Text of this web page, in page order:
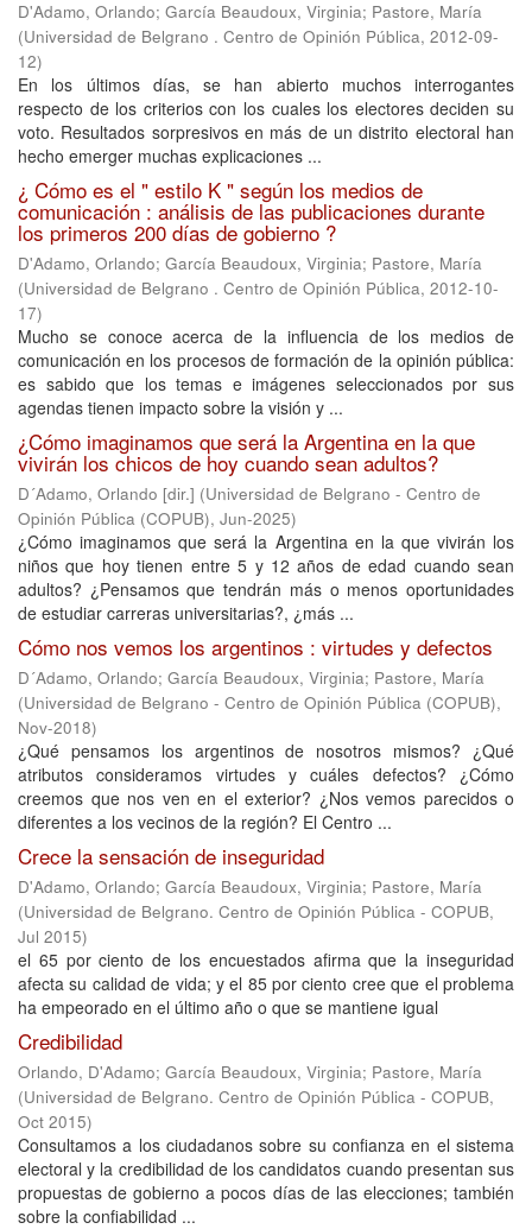
D'Adamo, Orlando; García Beaudoux, Virginia; Pastore, María
(Universidad de Belgrano . Centro de Opinión Pública, 2012-09-
12)
En los últimos días, se han abierto muchos interrogantes
respecto de los criterios con los cuales los electores deciden su
voto. Resultados sorpresivos en más de un distrito electoral han
hecho emerger muchas explicaciones ...
¿ Cómo es el " estilo K " según los medios de
comunicación : análisis de las publicaciones durante
los primeros 200 días de gobierno ?
D'Adamo, Orlando; García Beaudoux, Virginia; Pastore, María
(Universidad de Belgrano . Centro de Opinión Pública, 2012-10-
17)
Mucho se conoce acerca de la influencia de los medios de
comunicación en los procesos de formación de la opinión pública:
es sabido que los temas e imágenes seleccionados por sus
agendas tienen impacto sobre la visión y ...
¿Cómo imaginamos que será la Argentina en la que
vivirán los chicos de hoy cuando sean adultos?
D´Adamo, Orlando [dir.] (Universidad de Belgrano - Centro de
Opinión Pública (COPUB), Jun-2025)
¿Cómo imaginamos que será la Argentina en la que vivirán los
niños que hoy tienen entre 5 y 12 años de edad cuando sean
adultos? ¿Pensamos que tendrán más o menos oportunidades
de estudiar carreras universitarias?, ¿más ...
Cómo nos vemos los argentinos : virtudes y defectos
D´Adamo, Orlando; García Beaudoux, Virginia; Pastore, María
(Universidad de Belgrano - Centro de Opinión Pública (COPUB),
Nov-2018)
¿Qué pensamos los argentinos de nosotros mismos? ¿Qué
atributos consideramos virtudes y cuáles defectos? ¿Cómo
creemos que nos ven en el exterior? ¿Nos vemos parecidos o
diferentes a los vecinos de la región? El Centro ...
Crece la sensación de inseguridad
D'Adamo, Orlando; García Beaudoux, Virginia; Pastore, María
(Universidad de Belgrano. Centro de Opinión Pública - COPUB,
Jul 2015)
el 65 por ciento de los encuestados afirma que la inseguridad
afecta su calidad de vida; y el 85 por ciento cree que el problema
ha empeorado en el último año o que se mantiene igual
Credibilidad
Orlando, D'Adamo; García Beaudoux, Virginia; Pastore, María
(Universidad de Belgrano. Centro de Opinión Pública - COPUB,
Oct 2015)
Consultamos a los ciudadanos sobre su confianza en el sistema
electoral y la credibilidad de los candidatos cuando presentan sus
propuestas de gobierno a pocos días de las elecciones; también
sobre la confiabilidad ...